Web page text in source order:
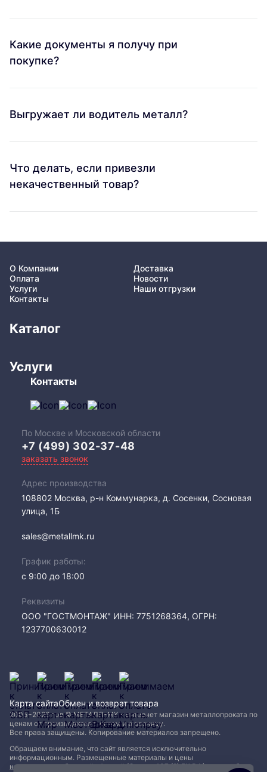
Какие документы я получу при
покупке?
Выгружает ли водитель металл?
Что делать, если привезли
некачественный товар?
О Компании
Доставка
Оплата
Новости
Услуги
Наши отгрузки
Контакты
Каталог
Услуги
Контакты
По Москве и Московской области
+7 (499) 302-37-48
заказать звонок
Адрес производства
108802​ Москва, р-н Коммунарка, д. Сосенки, Сосновая
улица, 1Б
sales@metallmk.ru
График работы:
с 9:00 до 18:00
Реквизиты
ООО "ГОСТМОНТАЖ" ИНН: 7751268364, ОГРН:
1237700630012
2005−2026 год © МЕТАЛЛ-МК - интернет магазин металлопроката по
ценам от производителя, оптом и в розницу.
Все права защищены. Копирование материалов запрещено.
Обращаем внимание, что сайт является исключительно
информационным. Размещенные материалы и цены
не являются публичной офертой (Статья 437 (2) ГК РФ)и могут быть
Карта сайтаОбмен и возврат товара